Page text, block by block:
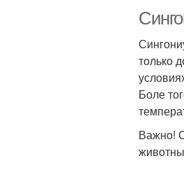
только
Боле
Важно!